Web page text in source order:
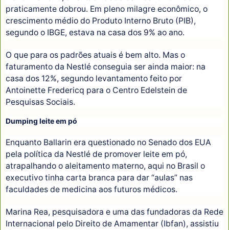
praticamente dobrou. Em pleno milagre econômico, o
crescimento médio do Produto Interno Bruto (PIB),
segundo o IBGE, estava na casa dos 9% ao ano.
O que para os padrões atuais é bem alto. Mas o
faturamento da Nestlé conseguia ser ainda maior: na
casa dos 12%, segundo levantamento feito por
Antoinette Fredericq para o Centro Edelstein de
Pesquisas Sociais.
Dumping leite em pó
Enquanto Ballarin era questionado no Senado dos EUA
pela política da Nestlé de promover leite em pó,
atrapalhando o aleitamento materno, aqui no Brasil o
executivo tinha carta branca para dar “aulas” nas
faculdades de medicina aos futuros médicos.
Marina Rea, pesquisadora e uma das fundadoras da Rede
Internacional pelo Direito de Amamentar (Ibfan), assistiu